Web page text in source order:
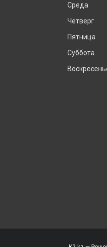
Среда
Четверг
Пятница
Суббота